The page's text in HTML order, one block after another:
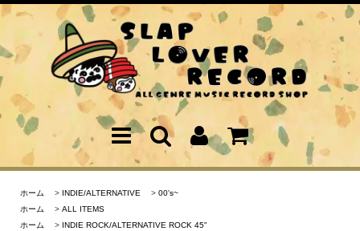
ホーム > INDIE/ALTERNATIVE > 00's~
ホーム
> ALL ITEMS
ホーム
> INDIE ROCK/ALTERNATIVE ROCK 45"